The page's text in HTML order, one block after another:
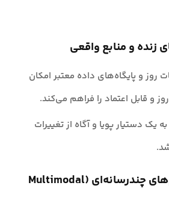
زنده و منابع واقعی
روز و پایگاه‌های داده معتبر امکان
و قابل اعتماد را فراهم می‌کند.
یک دستیار پویا و آگاه از تغییرات
ترکیب با سیستم‌های چندرسانه‌ای (Multimodal